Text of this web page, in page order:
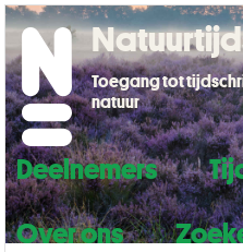
Deelnemers
Over ons
Toegang tot
natuur